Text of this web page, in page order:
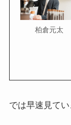
柏倉元太
では早速見てい